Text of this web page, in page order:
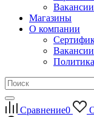
Вакансии
Магазины
О компании
Вакансии
Политика
Сравнение0